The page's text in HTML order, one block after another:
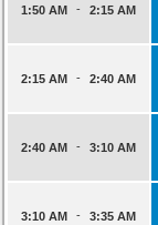
1:50 AM - 2:15 AM
2:15 AM - 2:40 AM
2:40 AM - 3:10 AM
3:10 AM - 3:35 AM